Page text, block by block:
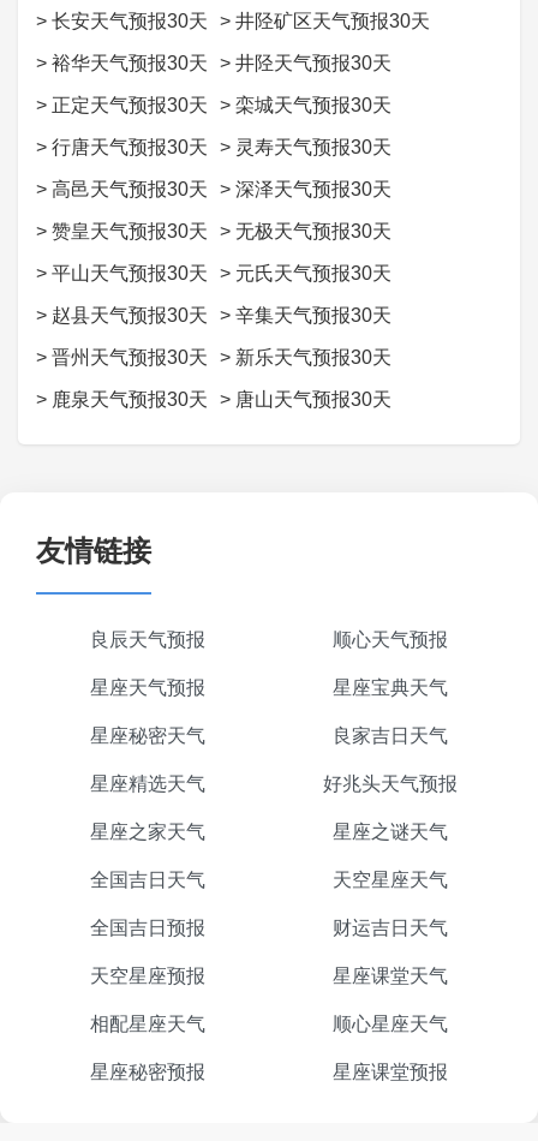
> 长安天气预报30天 > 井陉矿区天气预报30天
> 裕华天气预报30天 > 井陉天气预报30天
> 正定天气预报30天 > 栾城天气预报30天
> 行唐天气预报30天 > 灵寿天气预报30天
> 高邑天气预报30天 > 深泽天气预报30天
> 赞皇天气预报30天 > 无极天气预报30天
> 平山天气预报30天 > 元氏天气预报30天
> 赵县天气预报30天 > 辛集天气预报30天
> 晋州天气预报30天 > 新乐天气预报30天
> 鹿泉天气预报30天 > 唐山天气预报30天
友情链接
良辰天气预报 顺心天气预报
星座天气预报 星座宝典天气
星座秘密天气 良家吉日天气
星座精选天气 好兆头天气预报
星座之家天气 星座之谜天气
全国吉日天气 天空星座天气
全国吉日预报 财运吉日天气
天空星座预报 星座课堂天气
相配星座天气 顺心星座天气
星座秘密预报 星座课堂预报